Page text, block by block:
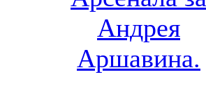
Андрея
Аршавина.